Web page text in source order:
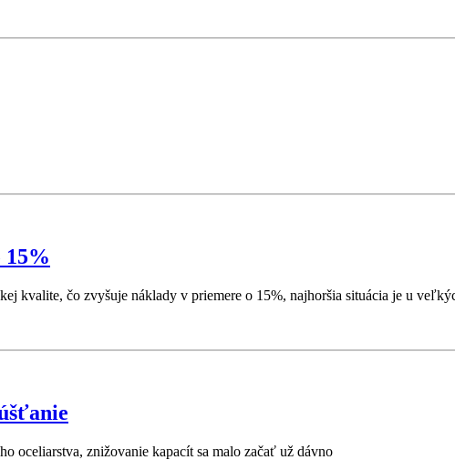
15%
kvalite, čo zvyšuje náklady v priemere o 15%, najhoršia situácia je u
oceliarstva, znižovanie kapacít sa malo začať už dávno